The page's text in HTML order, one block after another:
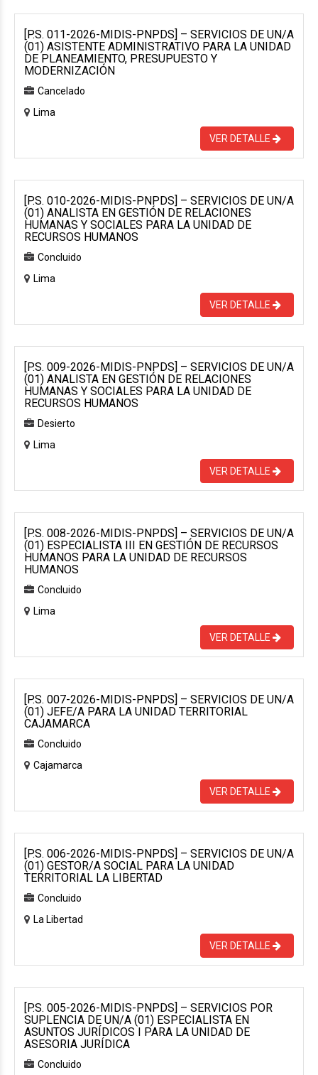
[P.S. 011-2026-MIDIS-PNPDS] – SERVICIOS DE UN/A
(01) ASISTENTE ADMINISTRATIVO PARA LA UNIDAD
DE PLANEAMIENTO, PRESUPUESTO Y
MODERNIZACIÓN
Cancelado
Lima
VER DETALLE
[P.S. 010-2026-MIDIS-PNPDS] – SERVICIOS DE UN/A
(01) ANALISTA EN GESTIÓN DE RELACIONES
HUMANAS Y SOCIALES PARA LA UNIDAD DE
RECURSOS HUMANOS
Concluido
Lima
VER DETALLE
[P.S. 009-2026-MIDIS-PNPDS] – SERVICIOS DE UN/A
(01) ANALISTA EN GESTIÓN DE RELACIONES
HUMANAS Y SOCIALES PARA LA UNIDAD DE
RECURSOS HUMANOS
Desierto
Lima
VER DETALLE
[P.S. 008-2026-MIDIS-PNPDS] – SERVICIOS DE UN/A
(01) ESPECIALISTA III EN GESTIÓN DE RECURSOS
HUMANOS PARA LA UNIDAD DE RECURSOS
HUMANOS
Concluido
Lima
VER DETALLE
[P.S. 007-2026-MIDIS-PNPDS] – SERVICIOS DE UN/A
(01) JEFE/A PARA LA UNIDAD TERRITORIAL
CAJAMARCA
Concluido
Cajamarca
VER DETALLE
[P.S. 006-2026-MIDIS-PNPDS] – SERVICIOS DE UN/A
(01) GESTOR/A SOCIAL PARA LA UNIDAD
TERRITORIAL LA LIBERTAD
Concluido
La Libertad
VER DETALLE
[P.S. 005-2026-MIDIS-PNPDS] – SERVICIOS POR
SUPLENCIA DE UN/A (01) ESPECIALISTA EN
ASUNTOS JURÍDICOS I PARA LA UNIDAD DE
ASESORIA JURÍDICA
Concluido